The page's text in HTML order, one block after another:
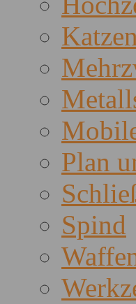
Plan
Spind